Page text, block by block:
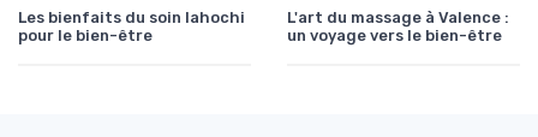
Les bienfaits du soin lahochi
pour le bien-être
L'art du massage à Valence :
un voyage vers le bien-être